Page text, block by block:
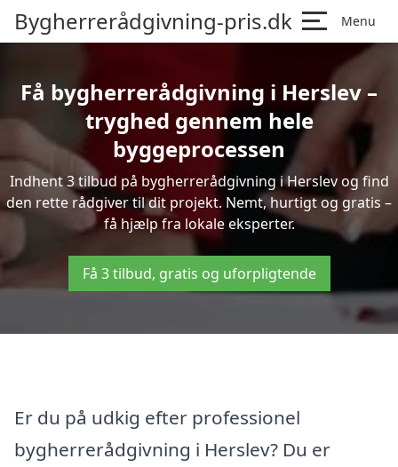
Bygherrerådgivning-pris.dk Menu
Få bygherrerådgivning i Herslev –
tryghed gennem hele
byggeprocessen
Indhent 3 tilbud på bygherrerådgivning i Herslev og find
den rette rådgiver til dit projekt. Nemt, hurtigt og gratis –
få hjælp fra lokale eksperter.
Få 3 tilbud, gratis og uforpligtende
Er du på udkig efter professionel
bygherrerådgivning i Herslev? Du er